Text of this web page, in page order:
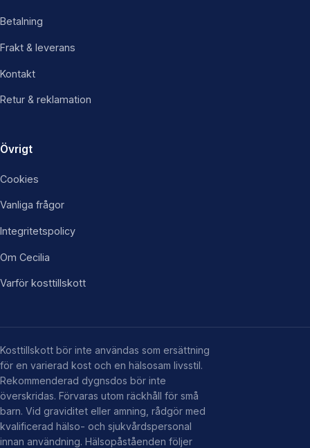
Betalning
Frakt & leverans
Kontakt
Retur & reklamation
Övrigt
Cookies
Vanliga frågor
Integritetspolicy
Om Cecilia
Varför kosttillskott
Kosttillskott bör inte användas som ersättning
för en varierad kost och en hälsosam livsstil.
Rekommenderad dygnsdos bör inte
överskridas. Förvaras utom räckhåll för små
barn. Vid graviditet eller amning, rådgör med
kvalificerad hälso- och sjukvårdspersonal
innan användning. Hälsopåståenden följer